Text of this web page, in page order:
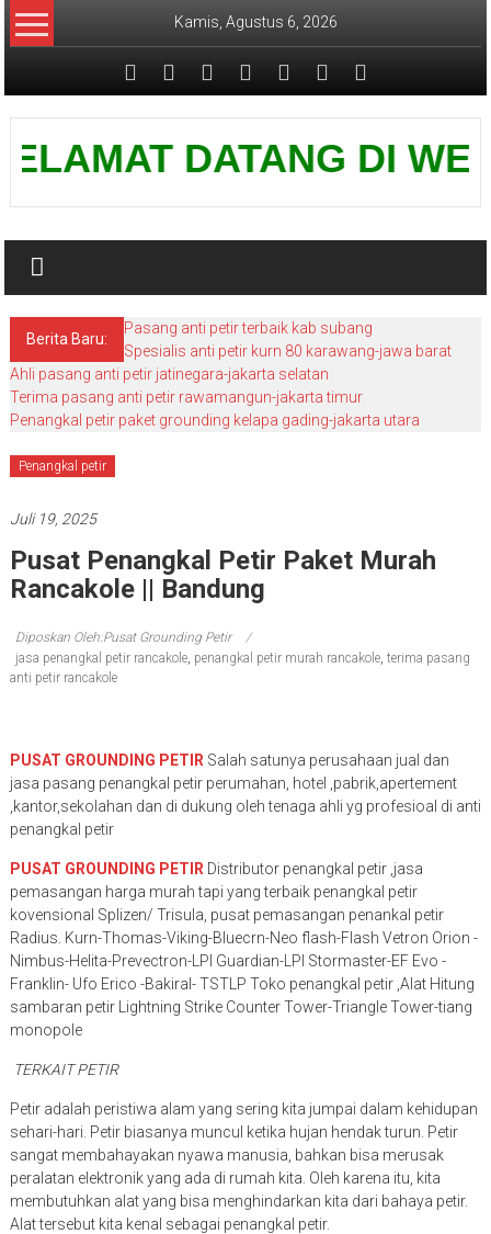
Lompat
ke
Kamis, Agustus 6, 2026
Pusat
Grounding DATANG DI
Berita Baru:
Pasang anti petir terbaik kab subang
Spesialis anti petir kurn 80 karawang-jawa barat
Ahli pasang anti petir jatinegara-jakarta selatan
Terima pasang anti petir rawamangun-jakarta timur
Penangkal petir paket grounding kelapa gading-jakarta utara
Penangkal petir
Juli 19, 2025
Pusat Penangkal Petir Paket Murah
Rancakole || Bandung
Diposkan Oleh:Pusat Grounding Petir
jasa penangkal petir rancakole, penangkal petir murah rancakole, terima pasang
anti petir rancakole
PUSAT GROUNDING PETIR Salah satunya perusahaan jual dan
jasa pasang penangkal petir perumahan, hotel ,pabrik,apertement
,kantor,sekolahan dan di dukung oleh tenaga ahli yg profesioal di anti
penangkal petir
PUSAT GROUNDING PETIR Distributor penangkal petir ,jasa
pemasangan harga murah tapi yang terbaik penangkal petir
kovensional Splizen/ Trisula, pusat pemasangan penankal petir
Radius. Kurn-Thomas-Viking-Bluecrn-Neo flash-Flash Vetron Orion -
Nimbus-Helita-Prevectron-LPI Guardian-LPI Stormaster-EF Evo -
Franklin- Ufo Erico -Bakiral- TSTLP Toko penangkal petir ,Alat Hitung
sambaran petir Lightning Strike Counter Tower-Triangle Tower-tiang
monopole
TERKAIT PETIR
Petir adalah peristiwa alam yang sering kita jumpai dalam kehidupan
sehari-hari. Petir biasanya muncul ketika hujan hendak turun. Petir
sangat membahayakan nyawa manusia, bahkan bisa merusak
peralatan elektronik yang ada di rumah kita. Oleh karena itu, kita
membutuhkan alat yang bisa menghindarkan kita dari bahaya petir.
Alat tersebut kita kenal sebagai penangkal petir.